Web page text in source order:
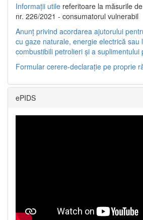
Informații utile referitoare la măsurile
nr. 226/2021 - consumatorul vulnerabil
Anunț privind acordarea ajutorului
cu gaze naturale, energie electrică sau
combustibili petrolieri și a suplimentului
Formular cerere-declarație pe proprie
ePIDS